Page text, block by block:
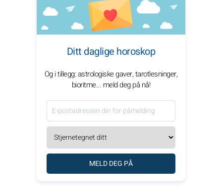
Ditt daglige horoskop
Og i tillegg: astrologiske gaver, tarotlesninger,
bioritme... meld deg på nå!
MELD DEG PÅ